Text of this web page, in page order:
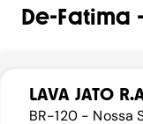
De-Fatima -
LAVA JATO
BR-120 - Nossa